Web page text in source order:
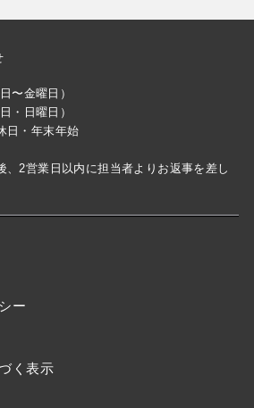
〜金曜日）
・日曜日）
日・年末年始
2営業日以内に担当者よりお返事を差し
ー
く表示